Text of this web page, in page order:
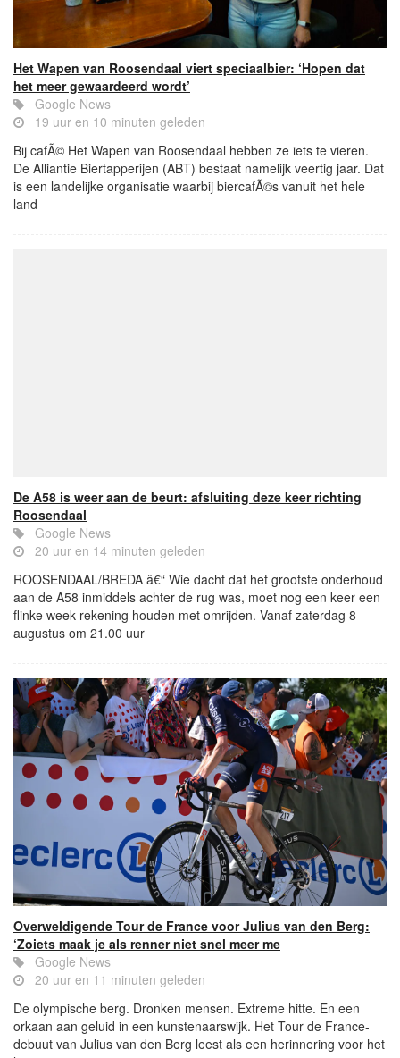
Het Wapen van Roosendaal viert speciaalbier: ‘Hopen dat
het meer gewaardeerd wordt’
Google News
19 uur en 10 minuten geleden
Bij cafÃ© Het Wapen van Roosendaal hebben ze iets te vieren.
De Alliantie Biertapperijen (ABT) bestaat namelijk veertig jaar. Dat
is een landelijke organisatie waarbij biercafÃ©s vanuit het hele
land
De A58 is weer aan de beurt: afsluiting deze keer richting
Roosendaal
Google News
20 uur en 14 minuten geleden
ROOSENDAAL/BREDA â€“ Wie dacht dat het grootste onderhoud
aan de A58 inmiddels achter de rug was, moet nog een keer een
flinke week rekening houden met omrijden. Vanaf zaterdag 8
augustus om 21.00 uur
Overweldigende Tour de France voor Julius van den Berg:
‘Zoiets maak je als renner niet snel meer me
Google News
20 uur en 11 minuten geleden
De olympische berg. Dronken mensen. Extreme hitte. En een
orkaan aan geluid in een kunstenaarswijk. Het Tour de France-
debuut van Julius van den Berg leest als een herinnering voor het